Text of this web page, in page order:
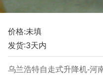
价格:未填
发货:3天内
乌兰浩特自走式升降机-河